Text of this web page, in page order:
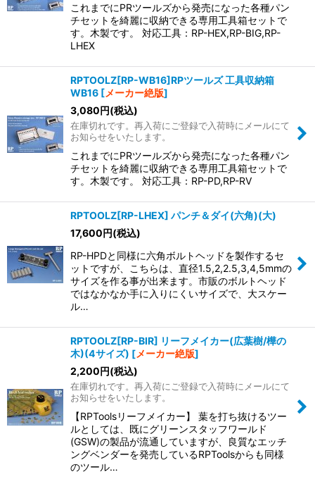
これまでにPRツールズから発売になった各種パン
チセットを綺麗に収納できる専用工具箱セットで
す。木製です。 対応工具：RP-HEX,RP-BIG,RP-
LHEX
RPTOOLZ[RP-WB16]RPツールズ 工具収納箱
WB16 [メーカー絶版]
3,080円(税込)
在庫切れです。再入荷にご登録で入荷時にメールにて
お知らせをいたします。
これまでにPRツールズから発売になった各種パン
チセットを綺麗に収納できる専用工具箱セットで
す。木製です。 対応工具：RP-PD,RP-RV
RPTOOLZ[RP-LHEX] パンチ＆ダイ(六角)(大)
17,600円(税込)
RP-HPDと同様に六角ボルトヘッドを製作するセ
ットですが、こちらは、直径1.5,2,2.5,3,4,5mmの
サイズを作る事が出来ます。市販のボルトヘッド
ではなかなか手に入りにくいサイズで、大スケー
ル…
RPTOOLZ[RP-BIR] リーフメイカー(広葉樹/樺の
木)(4サイズ) [メーカー絶版]
2,200円(税込)
在庫切れです。再入荷にご登録で入荷時にメールにて
お知らせをいたします。
【RPToolsリーフメイカー】 葉を打ち抜けるツー
ルとしては、既にグリーンスタッフワールド
(GSW)の製品が流通していますが、良質なエッチ
ングベンダーを発売しているRPToolsからも同様
のツール…